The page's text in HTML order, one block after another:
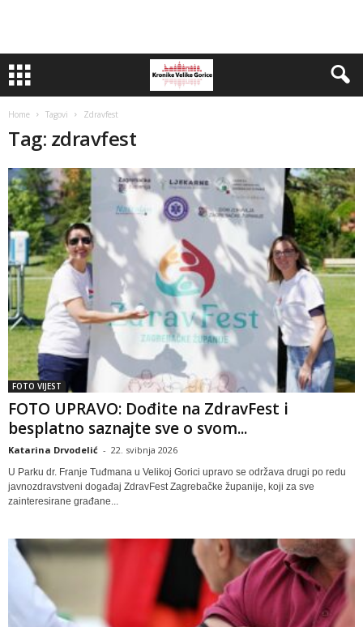
Home Tagovi Zdravfest
Tag: zdravfest
FOTO VIJEST
FOTO UPRAVO: Dođite na ZdravFest i
besplatno saznajte sve o svom...
Katarina Drvodelić - 22. svibnja 2026
U Parku dr. Franje Tuđmana u Velikoj Gorici upravo se održava drugi po redu
javnozdravstveni događaj ZdravFest Zagrebačke županije, koji za sve
zainteresirane građane...